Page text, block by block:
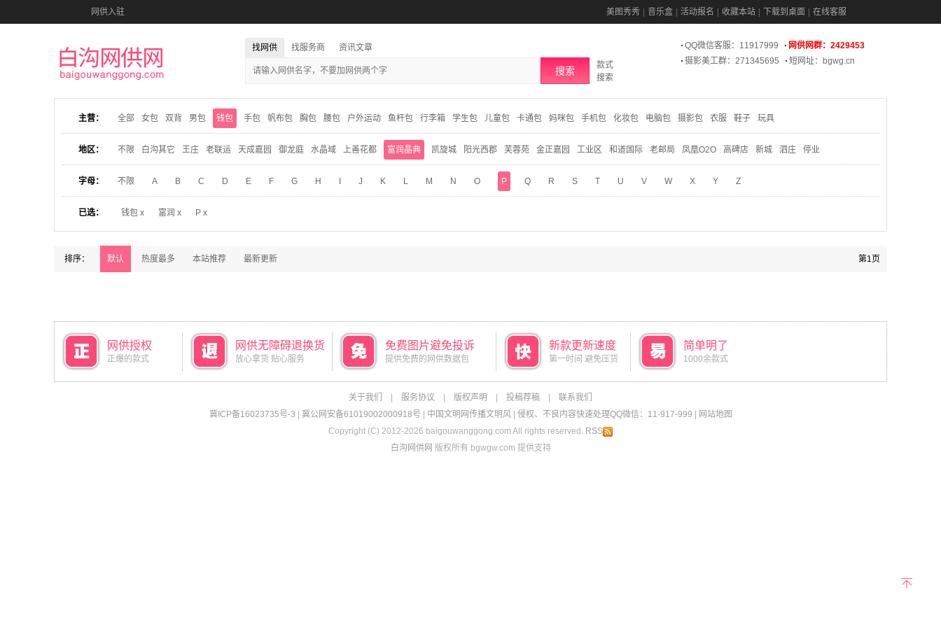
网供入驻 美图秀秀 音乐盒 活动报名 收藏本站 下载到桌面 在线客服
找网供 找服务商 资讯文章
搜索
款式
搜索
QQ微信客服：11917999
网供网群：2429453
摄影美工群：271345695
短网址：bgwg.cn
主营： 全部 女包 双背 男包 钱包 手包 帆布包 胸包 腰包 户外运动 鱼杆包 行李箱 学生包 儿童包 卡通包 妈咪包 手机包 化妆包 电脑包 摄影包 衣服 鞋子 玩具
地区： 不限 白沟其它 王庄 老联运 天成嘉园 御龙庭 水晶域 上善花都 富润晶典 凯旋城 阳光西郡 芙蓉苑 金正嘉园 工业区 和道国际 老邮局 凤凰O2O 高碑店 新城 泗庄 停业
字母： 不限 A B C D E F G H J K L M N O P Q R S T U V W X Y Z
已选： 钱包 x 富润 x P x
排序： 默认 热度最多 本站推荐 最新更新 第1页
网供授权
正爆的款式
网供无障碍退换货
放心拿货 贴心服务
免费图片避免投诉
提供免费的网供数据包
新款更新速度
第一时间 避免压货
简单明了
1000余款式
关于我们 服务协议 版权声明 投稿荐稿
联系我们
冀ICP备16023735号-3
冀公网安备61019002000918号 中国文明网传播文明风| 侵权、不良内容快速处理QQ微信：11-917-999
网站地图
Copyright (C) 2012-2026 baigouwanggong.com All rights reserved. RSS
白沟网供网 版权所有 bgwgw.com 提供支持